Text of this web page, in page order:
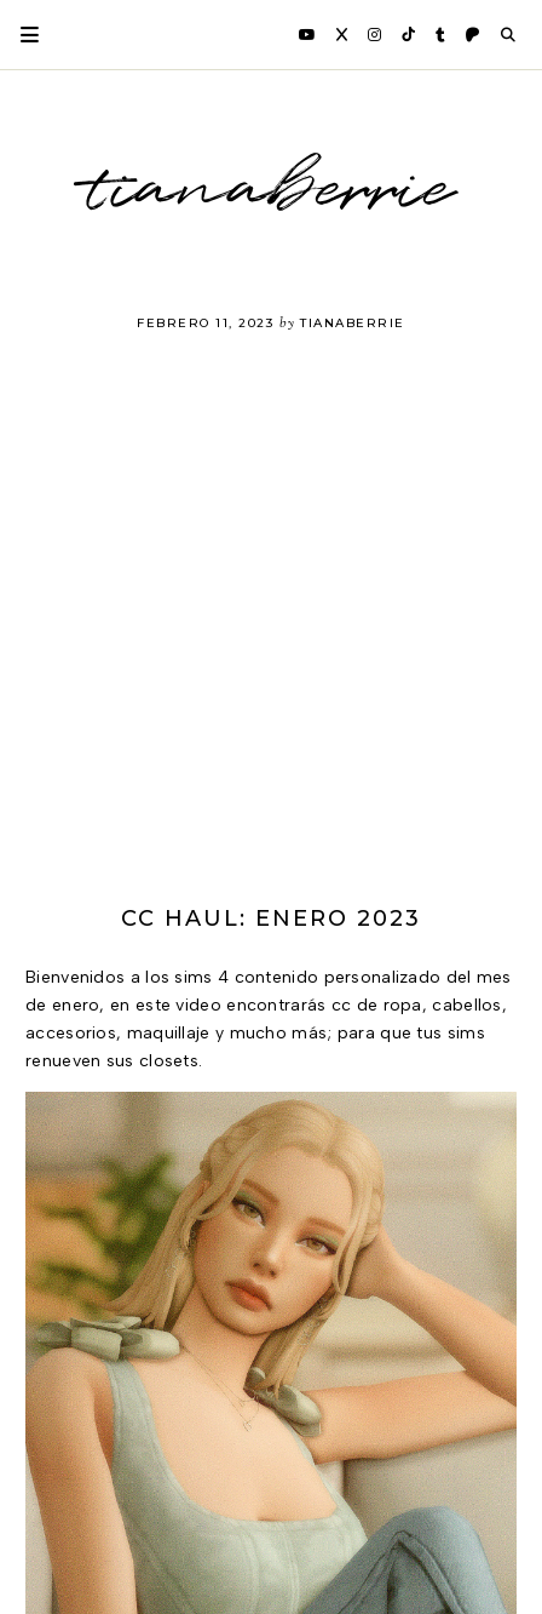
tianaberrie
FEBRERO 11, 2023 by TIANABERRIE
CC HAUL: ENERO 2023
Bienvenidos a los sims 4 contenido personalizado del mes
de enero, en este video encontrarás cc de ropa, cabellos,
accesorios, maquillaje y mucho más; para que tus sims
renueven sus closets.